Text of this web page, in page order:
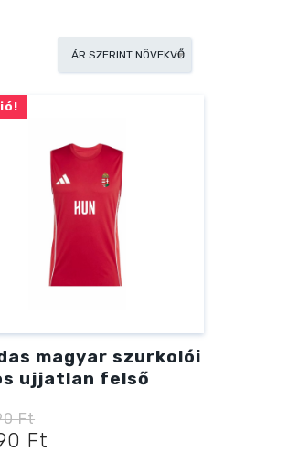
magyar szurkolói
ujjatlan felső
Ft
Ft